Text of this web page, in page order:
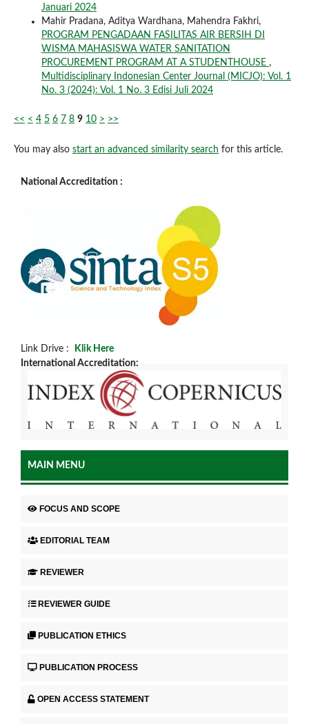
Januari 2024
Mahir Pradana, Aditya Wardhana, Mahendra Fakhri,
PROGRAM PENGADAAN FASILITAS AIR BERSIH DI
WISMA MAHASISWA WATER SANITATION
PROCUREMENT PROGRAM AT A STUDENTHOUSE ,
Multidisciplinary Indonesian Center Journal (MICJO): Vol. 1
No. 3 (2024): Vol. 1 No. 3 Edisi Juli 2024
<< < 4 5 6 7 8 9 10 > >>
You may also start an advanced similarity search for this article.
National Accreditation :
Link Drive :
Klik Here
International Accreditation:
MAIN MENU
FOCUS AND SCOPE
EDITORIAL TEAM
REVIEWER
REVIEWER GUIDE
PUBLICATION ETHICS
PUBLICATION PROCESS
OPEN ACCESS STATEMENT